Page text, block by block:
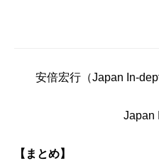
安倍宏行（Japan In-
Japan
【まとめ】